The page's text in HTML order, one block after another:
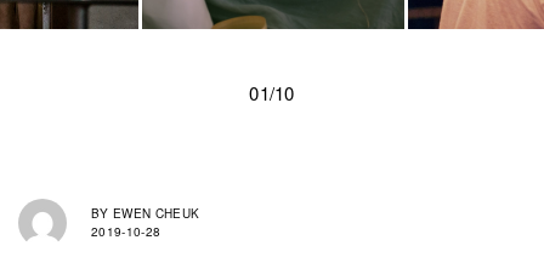
01/10
BY EWEN CHEUK
2019-10-28